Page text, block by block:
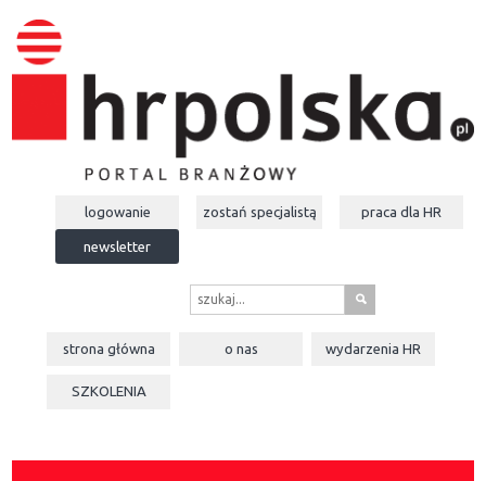
logowanie zostań specjalistą praca dla HR
newsletter
s
strona główna o nas wydarzeniaHR
SZKOLENIA